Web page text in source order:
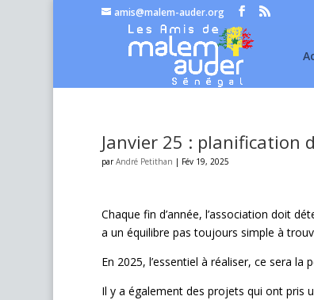
amis@malem-auder.org
Janvier 25 : planification
parAndré Petithan | Fév 19, 2025
Chaque fin d’année, l’association doit
a un équilibre pas toujours simple à
En 2025, l’essentiel à réaliser, ce sera la
Il y a également des projets qui ont pris